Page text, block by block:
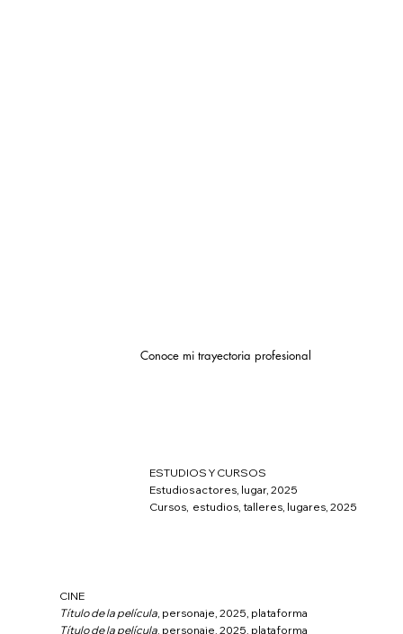
ESTUDIOS Y CURSOS
Estudios actores, lugar, 2025
Cursos, estudios, talleres, lugares, 2025
CINE
Título de la película, personaje, 2025, plataforma
Título de la película, personaje, 2025, plataforma
Conoce mi trayectoria profesional